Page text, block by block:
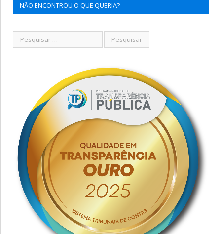
NÃO ENCONTROU O QUE QUERIA?